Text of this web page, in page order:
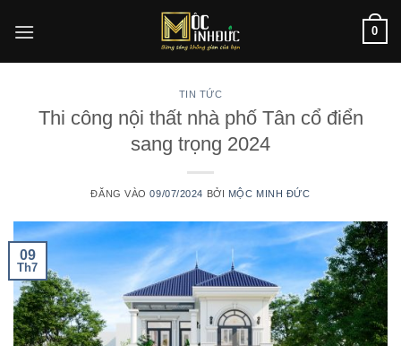
qua
0
TIN TỨC
Thi công nội thất nhà phố Tân cổ điển
sang trọng 2024
ĐĂNG VÀO09/07/2024 BỞI MỘC MINH ĐỨC
09
Th7